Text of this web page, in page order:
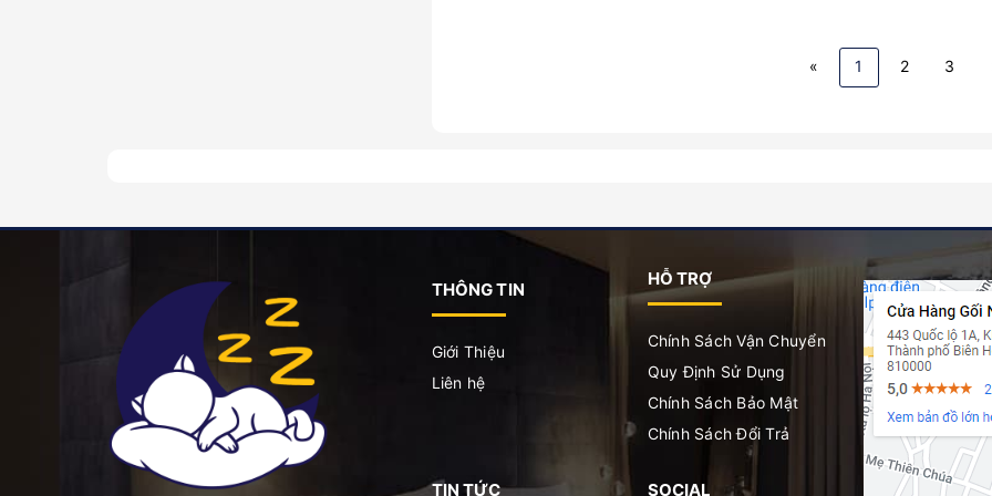
« 1 2 3
THÔNG TIN
Giới Thiệu
Liên hệ
TIN TỨC
HỖ TRỢ
Chính Sách Vận Chuyển
Quy Định Sử Dụng
Chính Sách Bảo Mật
Chính Sách Đổi Trả
SOCIAL